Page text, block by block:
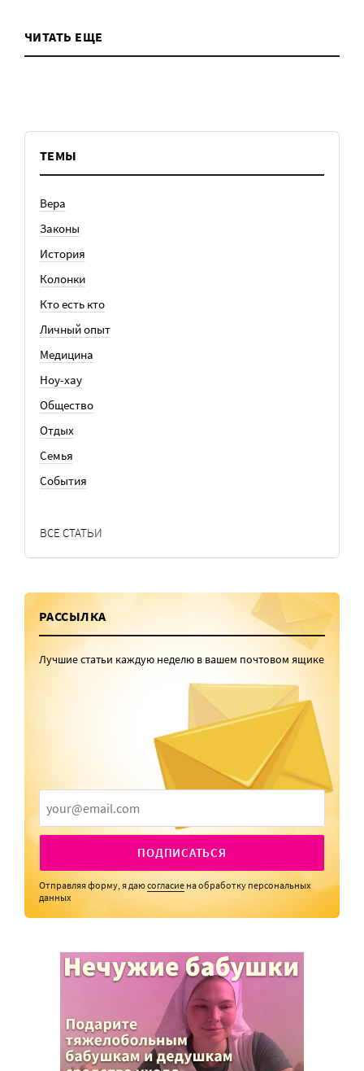
ЧИТАТЬ ЕЩЕ
ТЕМЫ
Вера
Законы
История
Колонки
Кто есть кто
Личный опыт
Медицина
Ноу-хау
Общество
Отдых
Семья
События
ВСЕ СТАТЬИ
РАССЫЛКА
Лучшие статьи каждую неделю в вашем почтовом ящике
ПОДПИСАТЬСЯ
Отправляя форму, я даюсогласие на обработку персональных
данных